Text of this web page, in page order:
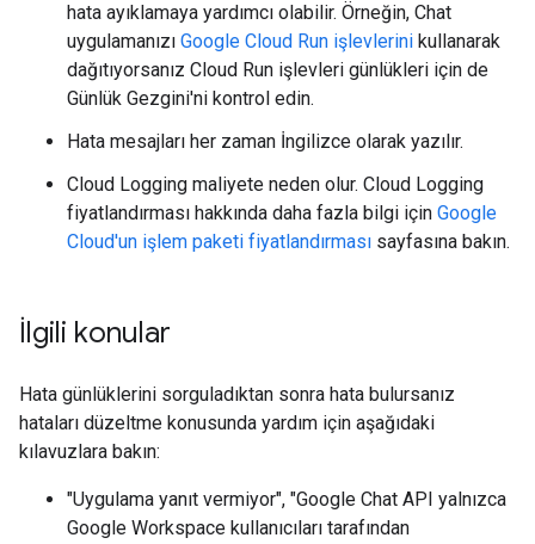
hata ayıklamaya yardımcı olabilir. Örneğin, Chat
uygulamanızı Google Cloud Run işlevlerini kullanarak
dağıtıyorsanız Cloud Run işlevleri günlükleri için de
Günlük Gezgini'ni kontrol edin.
Hata mesajları her zaman İngilizce olarak yazılır.
Cloud Logging maliyete neden olur. Cloud Logging
fiyatlandırması hakkında daha fazla bilgi için Google
Cloud'un işlem paketi fiyatlandırması sayfasına bakın.
İlgili konular
Hata günlüklerini sorguladıktan sonra hata bulursanız
hataları düzeltme konusunda yardım için aşağıdaki
kılavuzlara bakın:
"Uygulama yanıt vermiyor", "Google Chat API yalnızca
Google Workspace kullanıcıları tarafından